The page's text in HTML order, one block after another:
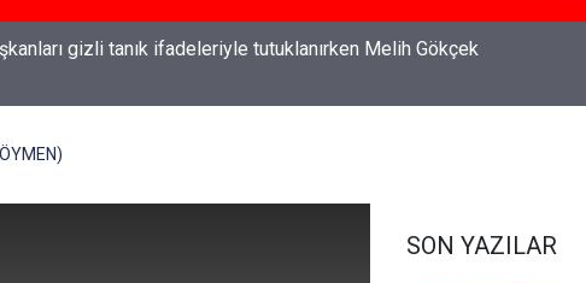
gizli tanık ifadeleriyle tutuklanırken Melih Gökçek
SON YAZILAR